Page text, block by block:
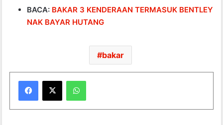
BACA: BAKAR 3 KENDERAAN TERMASUK BENTLEY
NAK BAYAR HUTANG
bakar
WhatsApp